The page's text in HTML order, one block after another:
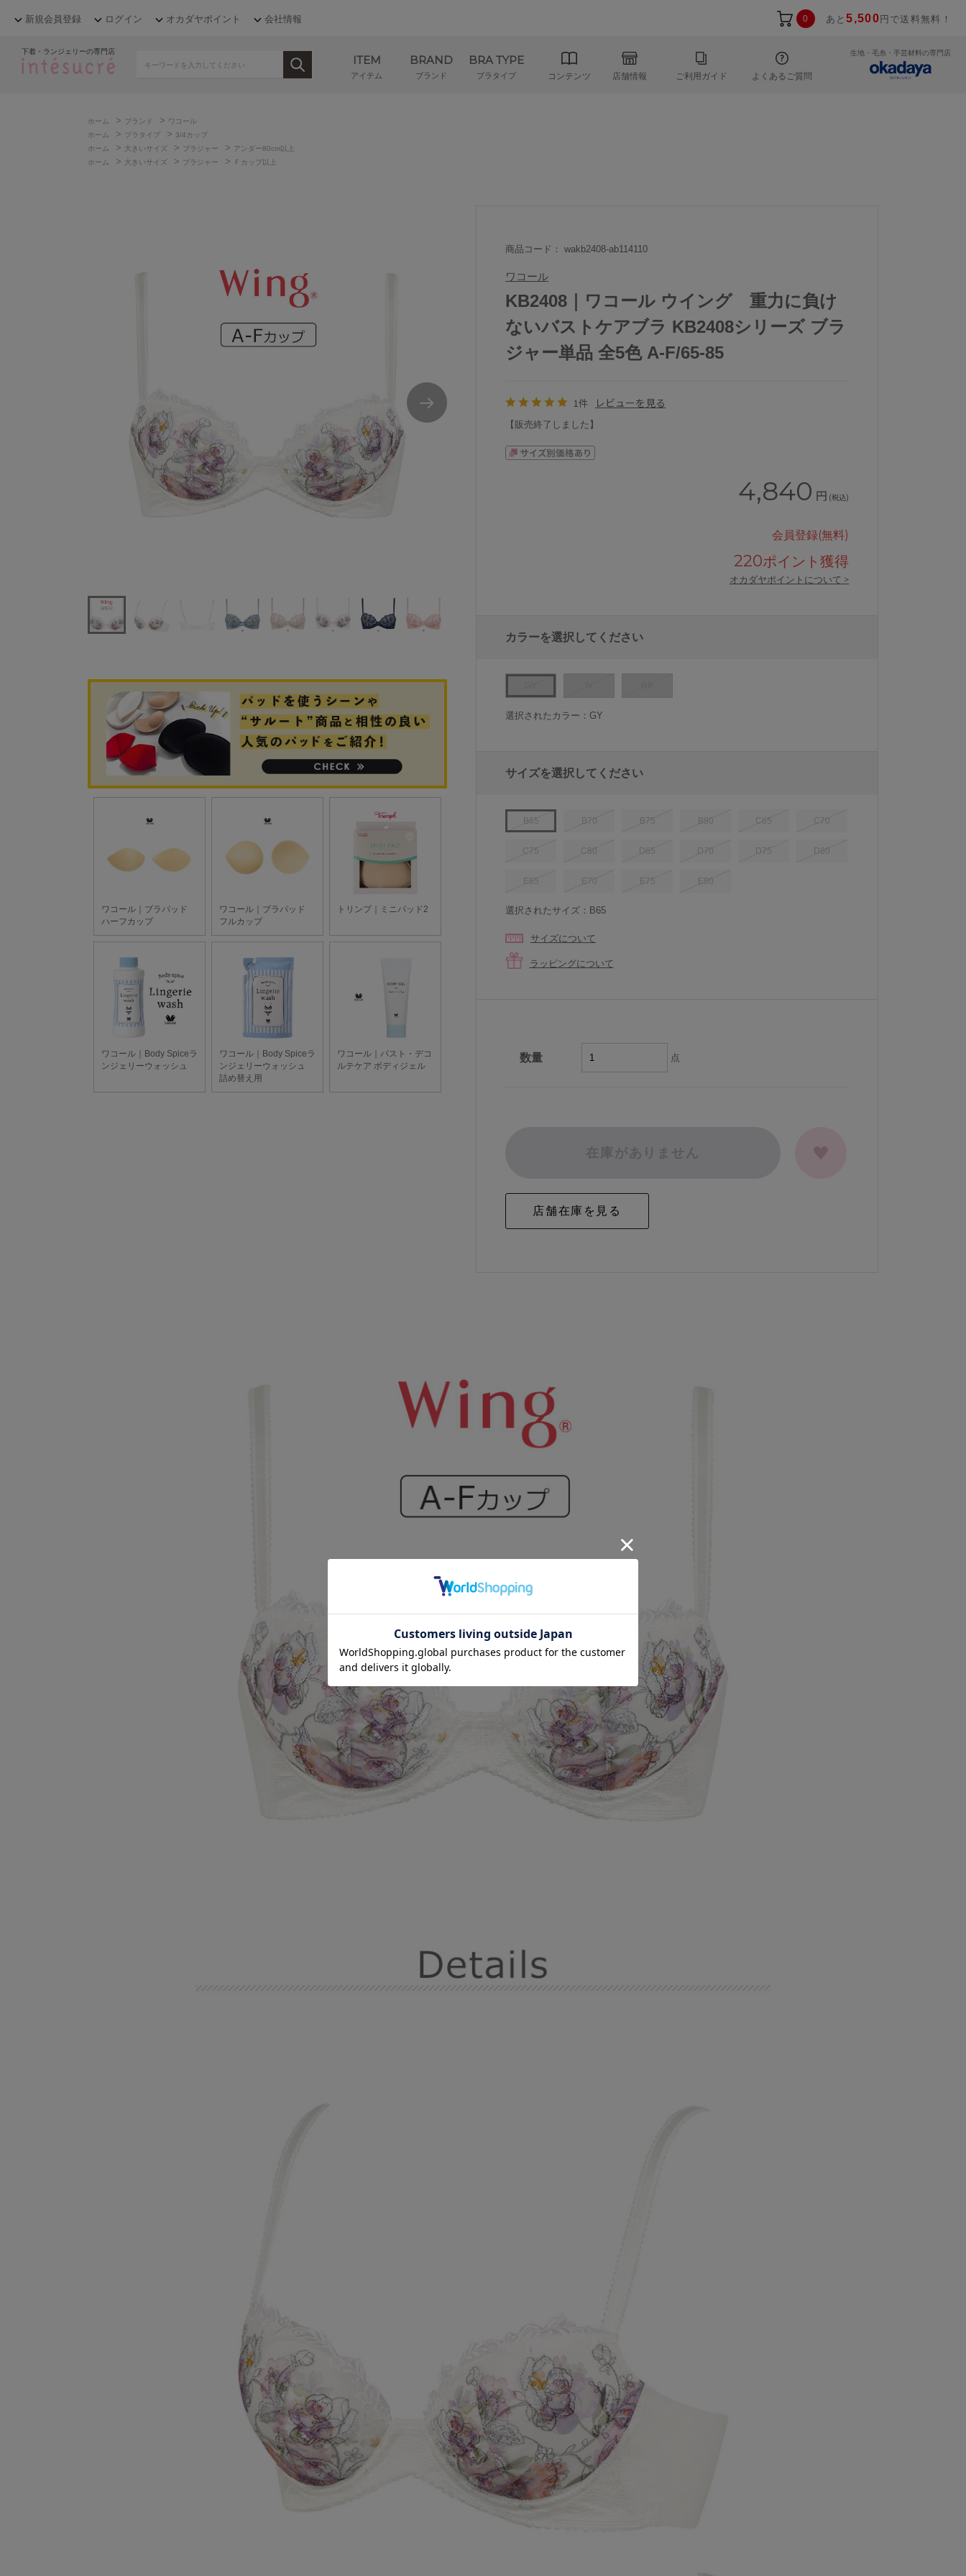
新規会員登録 ログイン オカダヤポイント 会社情報 0 あと5,500 円で送料無料！
下着・ランジェリーの専門店
ITEM
アイテム
BRAND
ブランド
BRA TYPE
ブラタイプ コンテンツ 店舗情報 ご利用ガイド よくあるご質問
生地・毛糸・手芸材料の専門店
ホーム > ブランド > ワコール
ホーム
> ブラタイプ > 3/4カップ
ホーム
> 大きいサイズ > ブラジャー > アンダー80cm以上
ホーム
> 大きいサイズ > ブラジャー > Ｆカップ以上
ワコールウイング重力に負けないバストケアブラKB2408シリーズブラジャー単品 ワコールウイング重力に負けないバ
商品コード： wakb2408-ab114110
ワコール
KB2408｜ワコール ウイング 重力に負け
ないバストケアブラ KB2408シリーズ ブラ
ジャー単品 全5色 A-F/65-85
1件 レビューを見る
【販売終了しました】
4,840 円 (税込)
会員登録(無料)
220ポイント獲得
オカダヤポイントについて >
カラーを選択してください
選択されたカラー：GY
サイズを選択してください
B65 B70 B75 B80 C65 C70
C75 C80 D65 D70 D75 D80
E65 E70 E75 E80
選択されたサイズ：B65
サイズについて
ラッピングについて
数量 点
在庫がありません